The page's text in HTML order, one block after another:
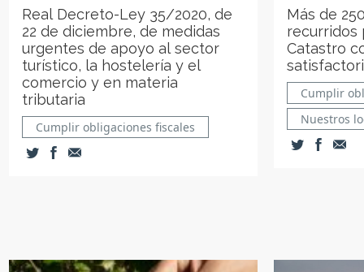
Real Decreto-Ley 35/2020, de
22 de diciembre, de medidas
urgentes de apoyo al sector
turístico, la hostelería y el
comercio y en materia
tributaria
Cumplir obligaciones fiscales
Más de
recurridos
Catastro
Cumplir
Nuestros